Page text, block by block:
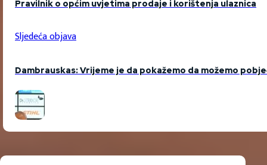
Pravilnik o općim uvjetima prodaje i korištenja ulaznica
Sljedeća objava
Dambrauskas: Vrijeme je da pokažemo da možemo